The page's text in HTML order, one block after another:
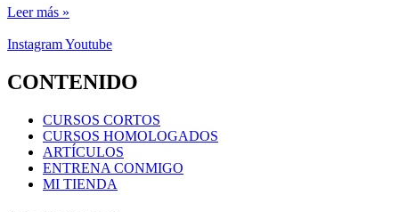
Leer más »
InstagramYoutube
CONTENIDO
CURSOS CORTOS
CURSOS HOMOLOGADOS
ARTÍCULOS
ENTRENA CONMIGO
MI TIENDA